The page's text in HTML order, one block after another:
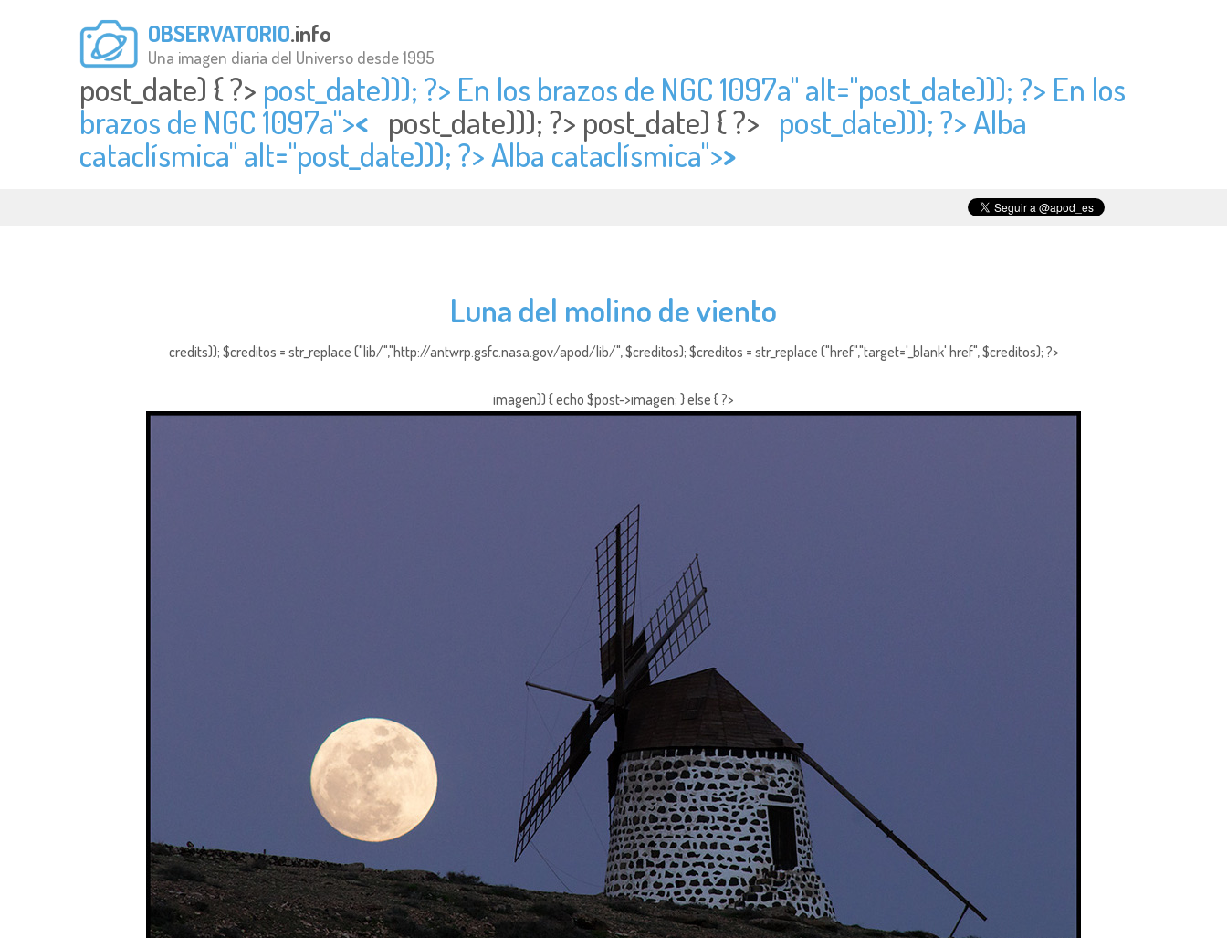
OBSERVATORIO.info
Una imagen diaria del Universo desde 1995
post_date) { ?> post_date))); ?> En los brazos de NGC 1097a" alt="post_date))); ?> En los
brazos de NGC 1097a">< post_date))); ?> post_date) { ?> post_date))); ?> Alba
cataclísmica" alt="post_date))); ?> Alba cataclísmica">>
Luna del molino de viento
credits)); $creditos = str_replace ("lib/","http://antwrp.gsfc.nasa.gov/apod/lib/", $creditos); $creditos = str_replace ("href","target='_blank' href", $creditos); ?>
imagen)) { echo $post->imagen; } else { ?>